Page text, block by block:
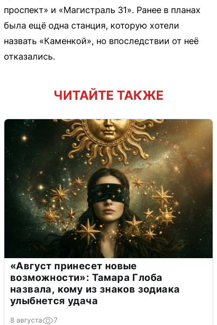
проспект» и «Магистраль 31». Ранее в планах
была ещё одна станция, которую хотели
назвать «Каменкой», но впоследствии от неё
отказались.
ЧИТАЙТЕ ТАКЖЕ
«Август принесет новые
возможности»: Тамара Глоба
назвала, кому из знаков зодиака
улыбнется удача
8 августа 7